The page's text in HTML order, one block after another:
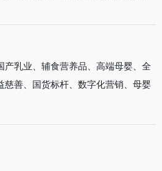
产乳业、辅食营养品、高端母婴、全
慈善、国货标杆、数字化营销、母婴